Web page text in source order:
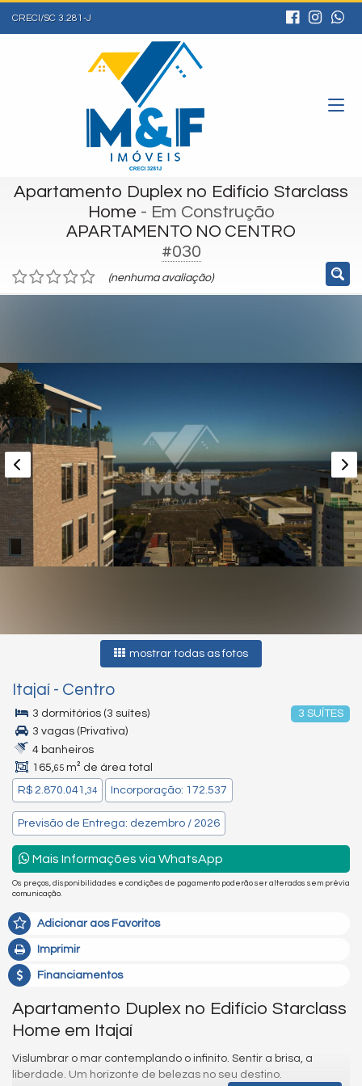
CRECI/SC 3.281-J
Apartamento Duplex no Edifício Starclass
Home - Em Construção
APARTAMENTO NO CENTRO
#030
(nenhuma avaliação)
mostrar todas as fotos
Itajaí - Centro
3 SUÍTES
3 dormitórios (3 suítes)
3 vagas (Privativa)
4 banheiros
165,65 m² de área total
R$ 2.870.041,34 Incorporação: 172.537
Previsão de Entrega: dezembro / 2026
Mais Informações via WhatsApp
Os preços, disponibilidades e condições de pagamento poderão ser alterados sem prévia
comunicação.
Adicionar aos Favoritos
Imprimir
Financiamentos
Apartamento Duplex no Edifício Starclass
Home em Itajaí
Vislumbrar o mar contemplando o infinito. Sentir a brisa, a
liberdade. Um horizonte de belezas no seu destino.